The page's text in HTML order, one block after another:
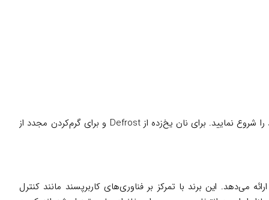
استفاده از دستگاه بسیار ساده است: نان را در اسلات‌ها قرار دهید، برنامه و سطح برشته‌کنی دلخواه را از طریق صفحه لمسی انتخاب کنید و فرآیند را شروع نمایید. برای نان یخ‌زده از Defrost و برای گرم‌کردن مجدد از
می‌دهد. این برند با تمرکز بر فناوری‌های کاربرپسند مانند کنترل